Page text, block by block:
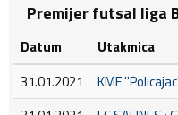
Premijer futsal liga
Datum Utakmica
31.01.2021
KMF